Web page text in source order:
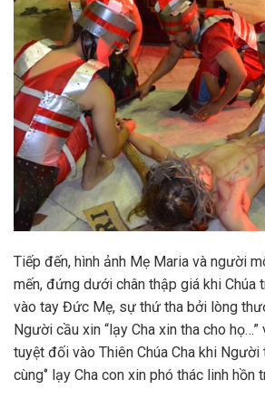
Tiếp đến, hình ảnh Mẹ Maria và người
mến, đứng dưới chân thập giá khi Chúa
vào tay Đức Mẹ, sự thứ tha bởi lòng
Người cầu xin “lạy Cha xin tha cho
tuyệt đối vào Thiên Chúa Cha khi
cùng‘’ lạy Cha con xin phó thác linh hồn